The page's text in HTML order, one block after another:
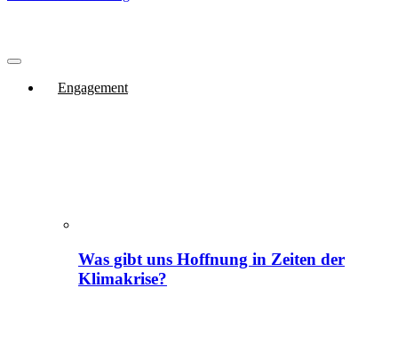
Engagement
Was gibt uns Hoffnung in Zeiten der
Klimakrise?